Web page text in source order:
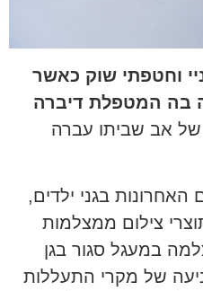
וחטפתי שוק כאשר
בה המטפלת דיברה
אב שביתו עברה
בגני ילדים,
צילום ממצלמות
במעגל סגור בגן
של מקרי התעללות